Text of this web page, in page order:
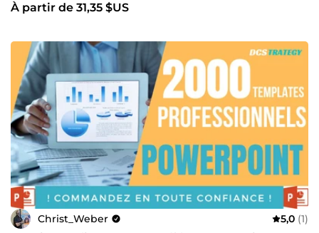
À partir de 31,35 $US
Christ_Weber 5,0 (1)